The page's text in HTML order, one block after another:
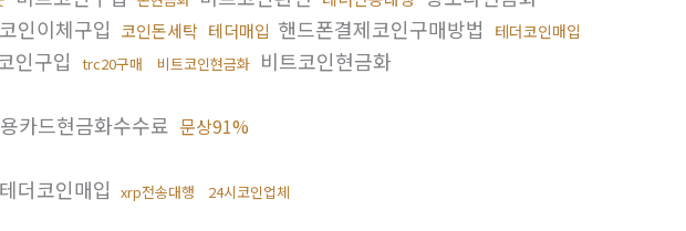
코인이체구입 코인돈세탁 테더매입 핸드폰결제코인구매방법 테더코인매입
인구입 trc20구매 비트코인현금화 비트코인현금화
카드현금화수수료 문상91%
테더코인매입 xrp전송대행 24시코인업체